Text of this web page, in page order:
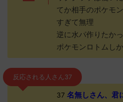
てか相手のポケモ
すぎて無理
逆に水パ作りたか
ポケモンロトムし
反応される人さん37
37 名無しさん、君